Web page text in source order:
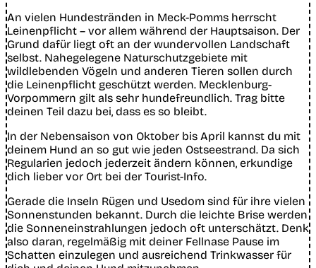
An vielen Hundestränden in Meck-Pomms herrscht
Leinenpflicht – vor allem während der Hauptsaison. Der
Grund dafür liegt oft an der wundervollen Landschaft
selbst. Nahegelegene Naturschutzgebiete mit
wildlebenden Vögeln und anderen Tieren sollen durch
die Leinenpflicht geschützt werden. Mecklenburg-
Vorpommern gilt als sehr hundefreundlich. Trag bitte
deinen Teil dazu bei, dass es so bleibt.
In der Nebensaison von Oktober bis April kannst du mit
deinem Hund an so gut wie jeden Ostseestrand. Da sich
Regularien jedoch jederzeit ändern können, erkundige
dich lieber vor Ort bei der Tourist-Info.
Gerade die Inseln Rügen und Usedom sind für ihre vielen
Sonnenstunden bekannt. Durch die leichte Brise werden
die Sonneneinstrahlungen jedoch oft unterschätzt. Denk
also daran, regelmäßig mit deiner Fellnase Pause im
Schatten einzulegen und ausreichend Trinkwasser für